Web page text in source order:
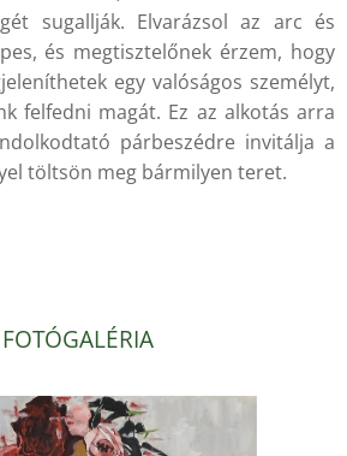
sugallják. Elvarázsol az arc és
és megtisztelőnek érzem, hogy
egy valóságos személyt,
felfedni magát. Ez az alkotás arra
párbeszédre invitálja a
töltsön meg bármilyen teret.
FOTÓGALÉRIA